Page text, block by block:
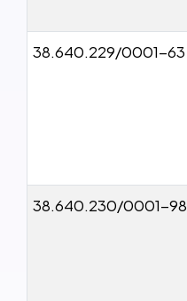
38.640.229/0001-63
38.640.230/0001-98